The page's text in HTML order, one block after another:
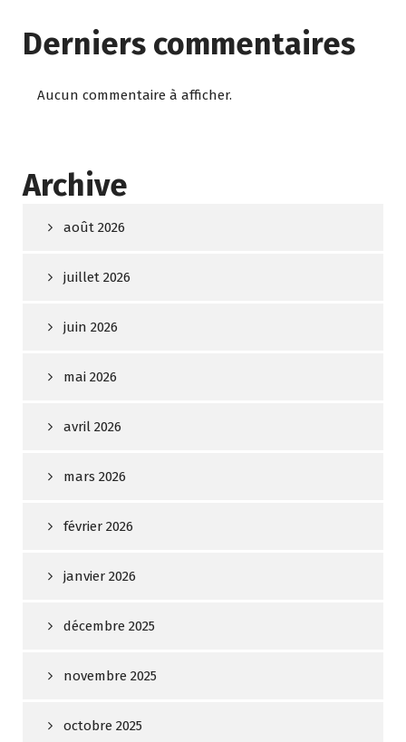
Derniers commentaires
Aucun commentaire à afficher.
Archive
août 2026
juillet 2026
juin 2026
mai 2026
avril 2026
mars 2026
février 2026
janvier 2026
décembre 2025
novembre 2025
octobre 2025